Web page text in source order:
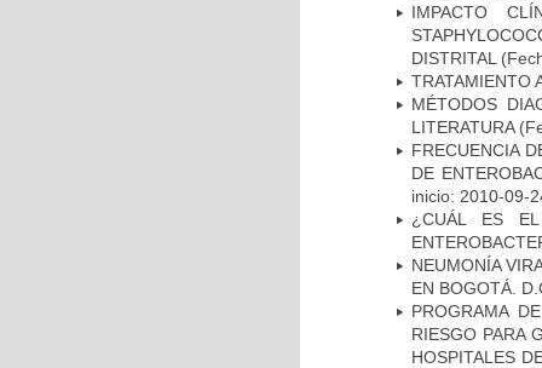
IMPACTO
DISTRITAL
TRATAMIENTO
MÉTODOS
LITERATURA
FRECUENCIA
DE
inicio: 2010-09-
¿CUÁL ES EL
NEUMONÍA
EN BOGOTÁ.
PROGRAMA
RIESGO PARA
HOSPITALES